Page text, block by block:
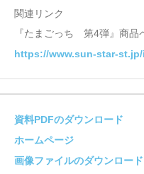
関連リンク
『たまごっち 第4弾』商品
https://www.sun-star-st.jp/
資料PDFのダウンロード
ホームページ
画像ファイルのダウンロード